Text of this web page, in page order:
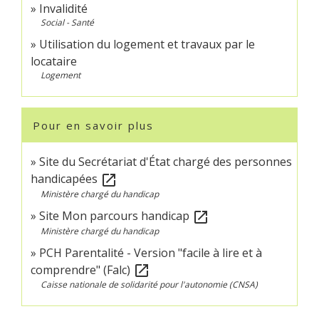
Invalidité
Social - Santé
Utilisation du logement et travaux par le
locataire
Logement
Pour en savoir plus
Site du Secrétariat d'État chargé des personnes
handicapées open_in_new
Ministère chargé du handicap
Site Mon parcours handicap open_in_new
Ministère chargé du handicap
PCH Parentalité - Version "facile à lire et à
comprendre" (Falc) open_in_new
Caisse nationale de solidarité pour l'autonomie (CNSA)